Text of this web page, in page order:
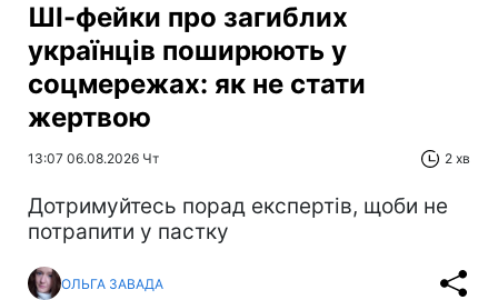
ШІ-фейки про загиблих
українців поширюють у
соцмережах: як не стати
жертвою
13:07 06.08.2026 Чт 2 хв
Дотримуйтесь порад експертів, щоби не
потрапити у пастку
ОЛЬГА ЗАВАДА